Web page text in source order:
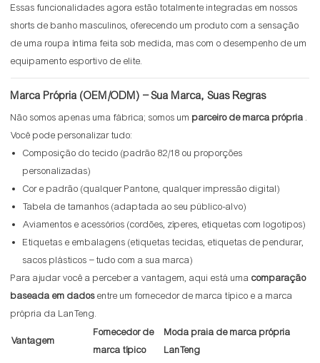
Essas funcionalidades agora estão totalmente integradas em nossos
shorts de banho masculinos, oferecendo um produto com a sensação
de uma roupa íntima feita sob medida, mas com o desempenho de um
equipamento esportivo de elite.
Marca Própria (OEM/ODM) – Sua Marca, Suas Regras
Não somos apenas uma fábrica; somos um parceiro de marca própria .
Você pode personalizar tudo:
Composição do tecido (padrão 82/18 ou proporções
personalizadas)
Cor e padrão (qualquer Pantone, qualquer impressão digital)
Tabela de tamanhos (adaptada ao seu público-alvo)
Aviamentos e acessórios (cordões, zíperes, etiquetas com logotipos)
Etiquetas e embalagens (etiquetas tecidas, etiquetas de pendurar,
sacos plásticos – tudo com a sua marca)
Para ajudar você a perceber a vantagem, aqui está uma comparação
baseada em dadosentre um fornecedor de marca típico e a marca
própria da LanTeng.
Vantagem
Fornecedor de
marca típico
Moda praia de marca própria
LanTeng